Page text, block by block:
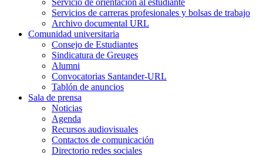
Servicios de carreras profesionales y bolsas de trabajo
Archivo documental URL
Comunidad universitaria
Consejo de Estudiantes
Sindicatura de Greuges
Alumni
Convocatorias Santander-URL
Tablón de anuncios
Sala de prensa
Noticias
Agenda
Recursos audiovisuales
Contactos de comunicación
Directorio redes sociales